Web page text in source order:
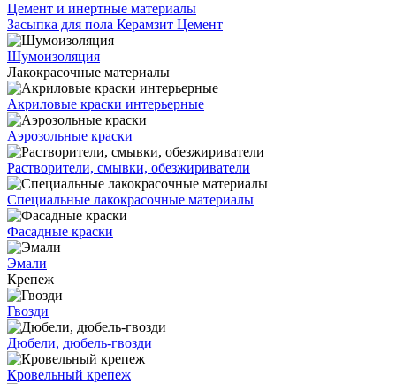
Цемент и инертные материалы
Засыпка для пола Керамзит Цемент
Шумоизоляция
Лакокрасочные материалы
Акриловые краски интерьерные
Аэрозольные краски
Растворители, смывки, обезжириватели
Специальные лакокрасочные материалы
Фасадные краски
Эмали
Крепеж
Гвозди
Дюбели, дюбель-гвозди
Кровельный крепеж